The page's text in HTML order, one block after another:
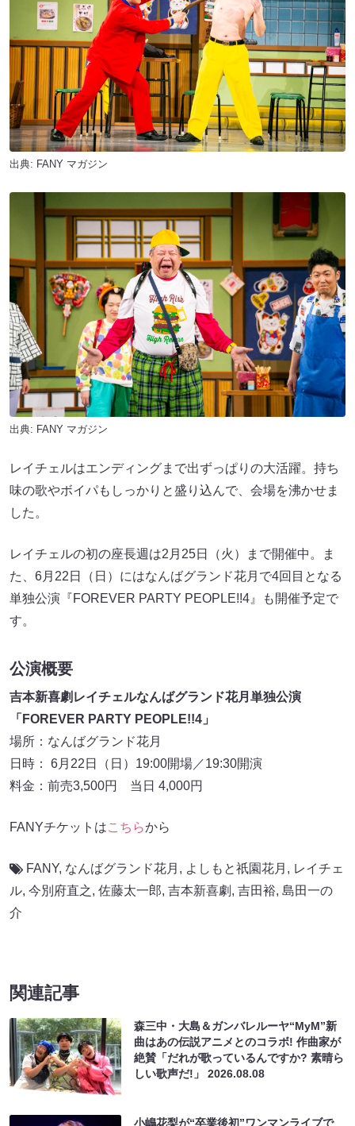
出典: FANY マガジン
出典: FANY マガジン
レイチェルはエンディングまで出ずっぱりの大活躍。持ち
味の歌やボイパもしっかりと盛り込んで、会場を沸かせま
した。
レイチェルの初の座長週は2月25日（火）まで開催中。ま
た、6月22日（日）にはなんばグランド花月で4回目となる
単独公演『FOREVER PARTY PEOPLE!!4』も開催予定で
す。
公演概要
吉本新喜劇レイチェルなんばグランド花月単独公演
「FOREVER PARTY PEOPLE!!4」
場所：なんばグランド花月
日時： 6月22日（日）19:00開場／19:30開演
料金：前売3,500円 当日 4,000円
FANYチケットはこちらから
FANY, なんばグランド花月 , よしもと祇園花月 , レイチェ
ル, 今別府直之, 佐藤太一郎, 吉本新喜劇 , 吉田裕, 島田一の
介
関連記事
森三中・大島＆ガンバレルーヤ“MyM”新
曲はあの伝説アニメとのコラボ! 作曲家が
絶賛「だれが歌っているんですか? 素晴ら
しい歌声だ!」2026.08.08
小嶋花梨が“卒業後初”ワンマンライブで